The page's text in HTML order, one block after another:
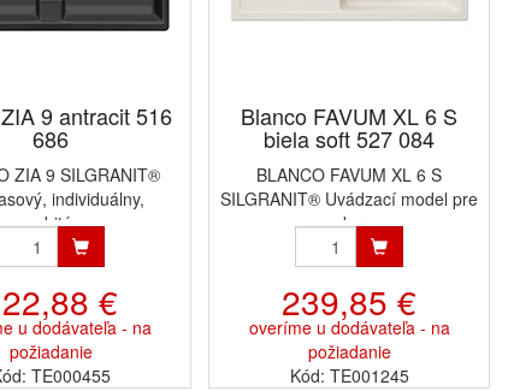
9 antracit 516
686
ZIA 9 SILGRANIT®
individuálny,
osobitý...
€
u dodávateľa - na
požiadanie
TE000455
Blanco FAVUM XL 6 S
biela soft 527 084
BLANCO FAVUM XL 6 S
SILGRANIT® Uvádzací model pre
modern...
239,85 €
overíme u dodávateľa - na
požiadanie
Kód: TE001245